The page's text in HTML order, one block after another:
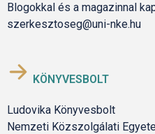
Blogokkal és a magazinnal
szerkesztoseg@uni-
KÖNYVESBOLT
Ludovika Könyvesbolt
Nemzeti Közszolgálati